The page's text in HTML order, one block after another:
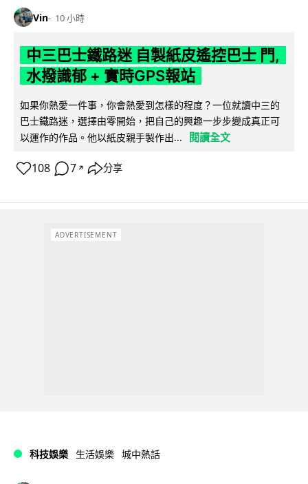
Vin 10 小時
中三巴士鐵路迷 自製紙皮遙控巴士 門,
水撥識郁 + 實時GPS報站
如果你熱愛一件事，你會熱愛到怎樣的程度？一位就讀中三的
巴士鐵路迷，選擇由零開始，把自己的興趣一步步變成真正可
以運作的作品。他以紙皮親手製作出...
閱讀全文
108 7 ↗ 分享
ADVERTISEMENT
科技娛樂 生活娛樂 城中熱話